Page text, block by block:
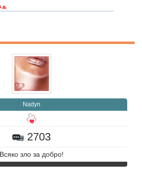
Nadyn
2703
Всяко зло за добро!